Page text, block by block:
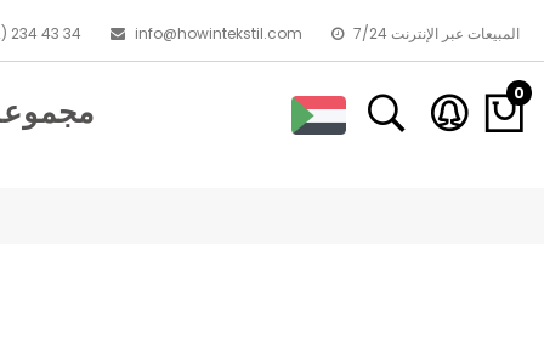
234 43 34 info@howintekstil.com 7/24 المبيعات عبر الإنترنت
0